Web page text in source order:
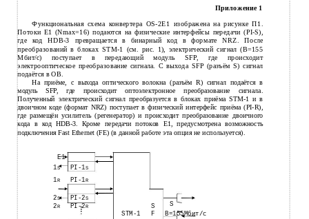
Приложение 1
Функциональная схема конвертера OS-2E1 изображена на рисунке П1.
Потоки E1 (Nmax=16) подаются на физические интерфейсы передачи (PI-S),
где код HDB-3 превращается в бинарный код в формате NRZ. После
преобразований в блоках STM-1 (см. рис. 1), электрический сигнал (B=155
Мбит/с) поступает в передающий модуль SFP, где происходит
электрооптическое преобразование сигнала. С выхода SFP (разъём S) сигнал
подаётся в ОВ.
На приёме, с выхода оптического волокна (разъём R) сигнал подаётся в
модуль SFP, где происходит оптоэлектронное преобразование сигнала.
Полученный электрический сигнал преобразуется в блоках приёма STM-1 и в
двоичном коде (формат NRZ) поступает в физический интерфейс приёма (PI-R),
где размещён усилитель (регенератор) и происходит преобразование двоичного
кода в код HDB-3. Кроме передачи потоков E1, предусмотрена возможность
подключения Fast Ethernet (FE) (в данной работе эта опция не используется).
Е1
1S PI-1S
1R PI-1R
2S PI-2S
S
2R PI-2R
S
B=155Мбит/c
STM-1 F